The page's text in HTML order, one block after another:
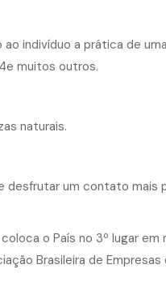
indivíduo a prática de
muitos outros.
naturais.
desfrutar um contato mais
o País no 3º lugar em
Brasileira de Empresas